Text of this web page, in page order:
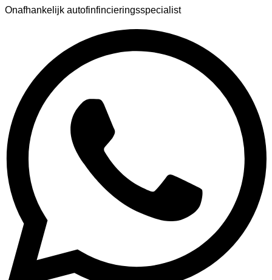
Onafhankelijk autofinfincieringsspecialist